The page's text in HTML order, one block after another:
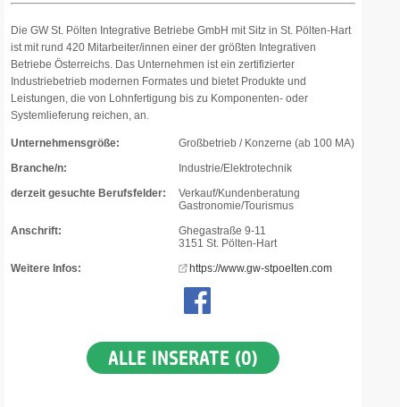
Die GW St. Pölten Integrative Betriebe GmbH mit Sitz in St. Pölten-Hart
ist mit rund 420 Mitarbeiter/innen einer der größten Integrativen
Betriebe Österreichs. Das Unternehmen ist ein zertifizierter
Industriebetrieb modernen Formates und bietet Produkte und
Leistungen, die von Lohnfertigung bis zu Komponenten- oder
Systemlieferung reichen, an.
Unternehmensgröße:
Großbetrieb / Konzerne (ab 100 MA)
Branche/n:
Industrie/Elektrotechnik
derzeit gesuchte Berufsfelder:
Verkauf/Kundenberatung
Gastronomie/Tourismus
Anschrift:
Ghegastraße 9-11
3151 St. Pölten-Hart
Weitere Infos:
https://www.gw-stpoelten.com
ALLE INSERATE (0)